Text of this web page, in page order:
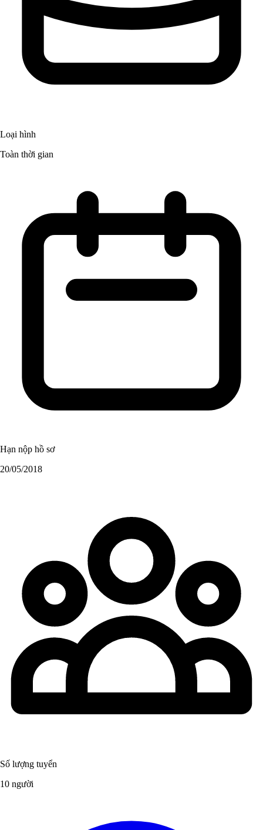
Loại hình
Toàn thời gian
Hạn nộp hồ sơ
20/05/2018
Số lượng tuyển
10 người